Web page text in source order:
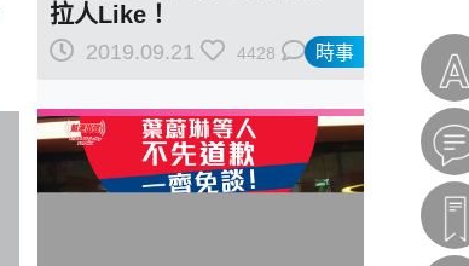
時事
拉人Like！
2019.09.21 4428 0